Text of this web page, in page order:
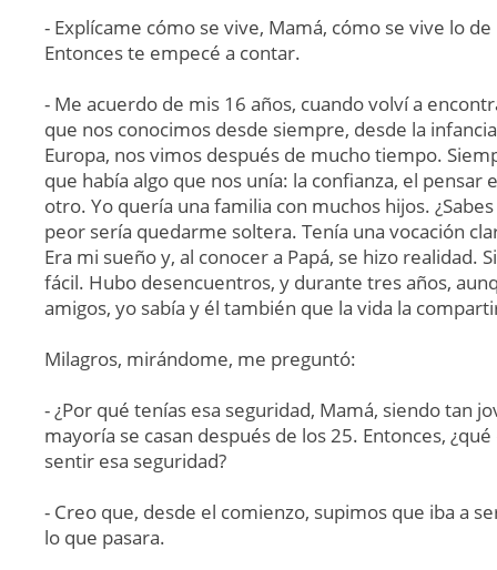
- Explícame cómo se vive, Mamá, cómo se vive lo
Entonces te empecé a contar.
- Me acuerdo de mis 16 años, cuando volví a
que nos conocimos desde siempre, desde la
Europa, nos vimos después de mucho tiempo.
que había algo que nos unía: la confianza, el pensar
otro. Yo quería una familia con muchos hijos.
peor sería quedarme soltera. Tenía una vocación
Era mi sueño y, al conocer a Papá, se hizo realidad.
fácil. Hubo desencuentros, y durante tres años,
amigos, yo sabía y él también que la vida la
Milagros, mirándome, me preguntó:
- ¿Por qué tenías esa seguridad, Mamá, siendo tan
mayoría se casan después de los 25. Entonces,
sentir esa seguridad?
- Creo que, desde el comienzo, supimos que iba a
lo que pasara.